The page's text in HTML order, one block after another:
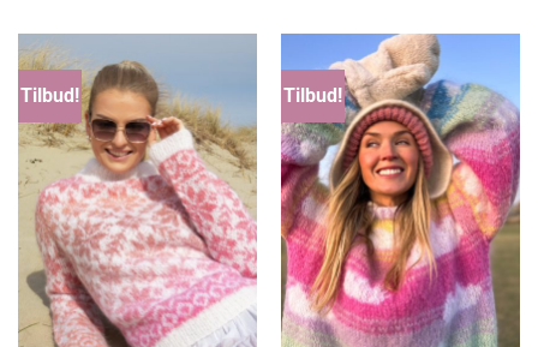
Tilbud! Tilbud!